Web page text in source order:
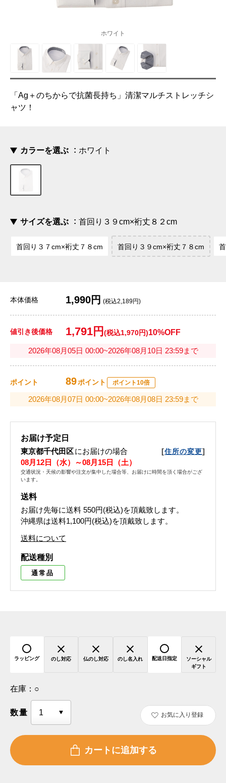
ホワイト
「Ag＋のちからで抗菌長持ち」清潔マルチストレッチシ
ャツ！
カラーを選ぶ ホワイト
サイズを選ぶ 首回り３９cm×裄丈８２cm
首回り３７cm×裄丈７８cm 首回り３９cm×裄丈７８cm
本体価格 1,990円 (税込2,189円)
値引き後価格 1,791円 (税込1,970円)10%OFF
2026年08月05日 00:00~2026年08月10日 23:59まで
ポイント 89ポイント ポイント10倍
2026年08月07日 00:00~2026年08月08日 23:59まで
お届け予定日
東京都千代田区にお届けの場合 [住所の変更]
08月12日（水）～08月15日（土）
交通状況・天候の影響や注文が集中した場合等、お届けに時間を頂く場合がござ
います。
送料
お届け先毎に送料 550円(税込)を頂戴致します。
沖縄県は送料1,100円(税込)を頂戴致します。
送料について
配送種別
通常品
ラッピング のし対応 仏のし対応 のし名入れ 配送日指定
ソーシャル
ギフト
在庫： ○
数量 お気に入り登録